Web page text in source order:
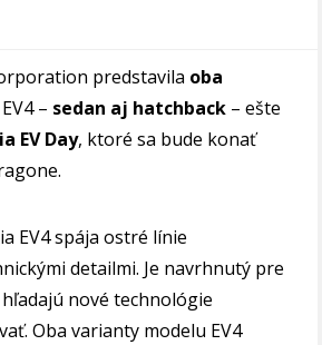
predstavila oba
– sedan aj hatchback – ešte
EV Day, ktoré sa bude konať
EV4 spája ostré línie
detailmi. Je navrhnutý pre
nové technológie
Oba varianty modelu EV4